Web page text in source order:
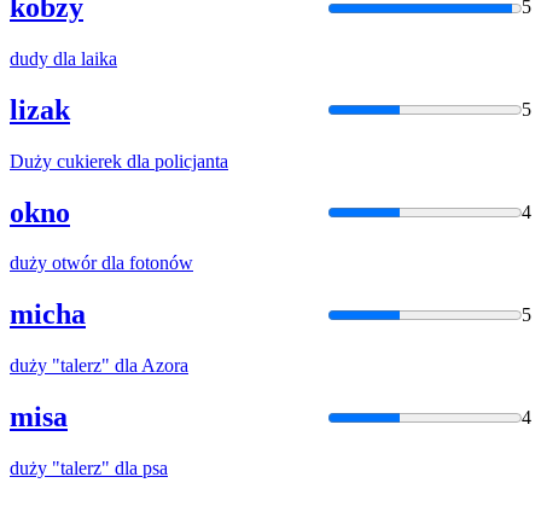
kobzy 5
dudy dla laika
lizak 5
Duży cukierek dla policjanta
okno 4
duży otwórdla fotonów
micha 5
duży "talerz" dla Azora
misa 4
duży "talerz" dla psa